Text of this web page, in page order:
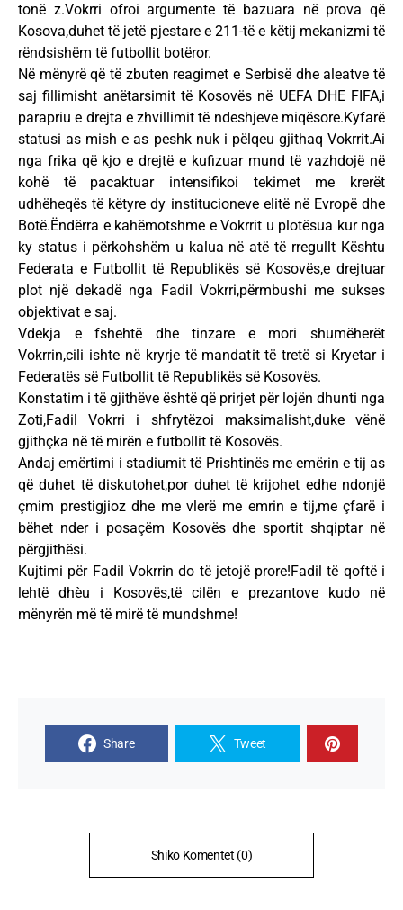
tonë z.Vokrri ofroi argumente të bazuara në prova që
Kosova,duhet të jetë pjestare e 211-të e këtij mekanizmi të
rëndsishëm të futbollit botëror.
Në mënyrë që të zbuten reagimet e Serbisë dhe aleatve të
saj fillimisht anëtarsimit të Kosovës në UEFA DHE FIFA,i
parapriu e drejta e zhvillimit të ndeshjeve miqësore.Kyfarë
statusi as mish e as peshk nuk i pëlqeu gjithaq Vokrrit.Ai
nga frika që kjo e drejtë e kufizuar mund të vazhdojë në
kohë të pacaktuar intensifikoi tekimet me krerët
udhëheqës të këtyre dy institucioneve elitë në Evropë dhe
Botë.Ëndërra e kahëmotshme e Vokrrit u plotësua kur nga
ky status i përkohshëm u kalua në atë të rregullt Kështu
Federata e Futbollit të Republikës së Kosovës,e drejtuar
plot një dekadë nga Fadil Vokrri,përmbushi me sukses
objektivat e saj.
Vdekja e fshehtë dhe tinzare e mori shumëherët
Vokrrin,cili ishte në kryrje të mandatit të tretë si Kryetar i
Federatës së Futbollit të Republikës së Kosovës.
Konstatim i të gjithëve është që prirjet për lojën dhunti nga
Zoti,Fadil Vokrri i shfrytëzoi maksimalisht,duke vënë
gjithçka në të mirën e futbollit të Kosovës.
Andaj emërtimi i stadiumit të Prishtinës me emërin e tij as
që duhet të diskutohet,por duhet të krijohet edhe ndonjë
çmim prestigjioz dhe me vlerë me emrin e tij,me çfarë i
bëhet nder i posaçëm Kosovës dhe sportit shqiptar në
përgjithësi.
Kujtimi për Fadil Vokrrin do të jetojë prore!Fadil të qoftë i
lehtë dhèu i Kosovës,të cilën e prezantove kudo në
mënyrën më të mirë të mundshme!
Share Tweet
Shiko Komentet (0)